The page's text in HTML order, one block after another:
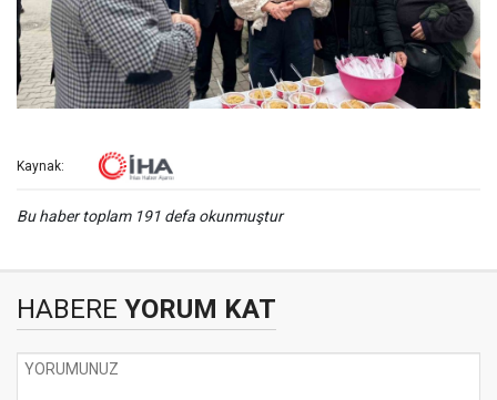
Kaynak:
Bu haber toplam 191 defa okunmuştur
HABERE YORUM KAT